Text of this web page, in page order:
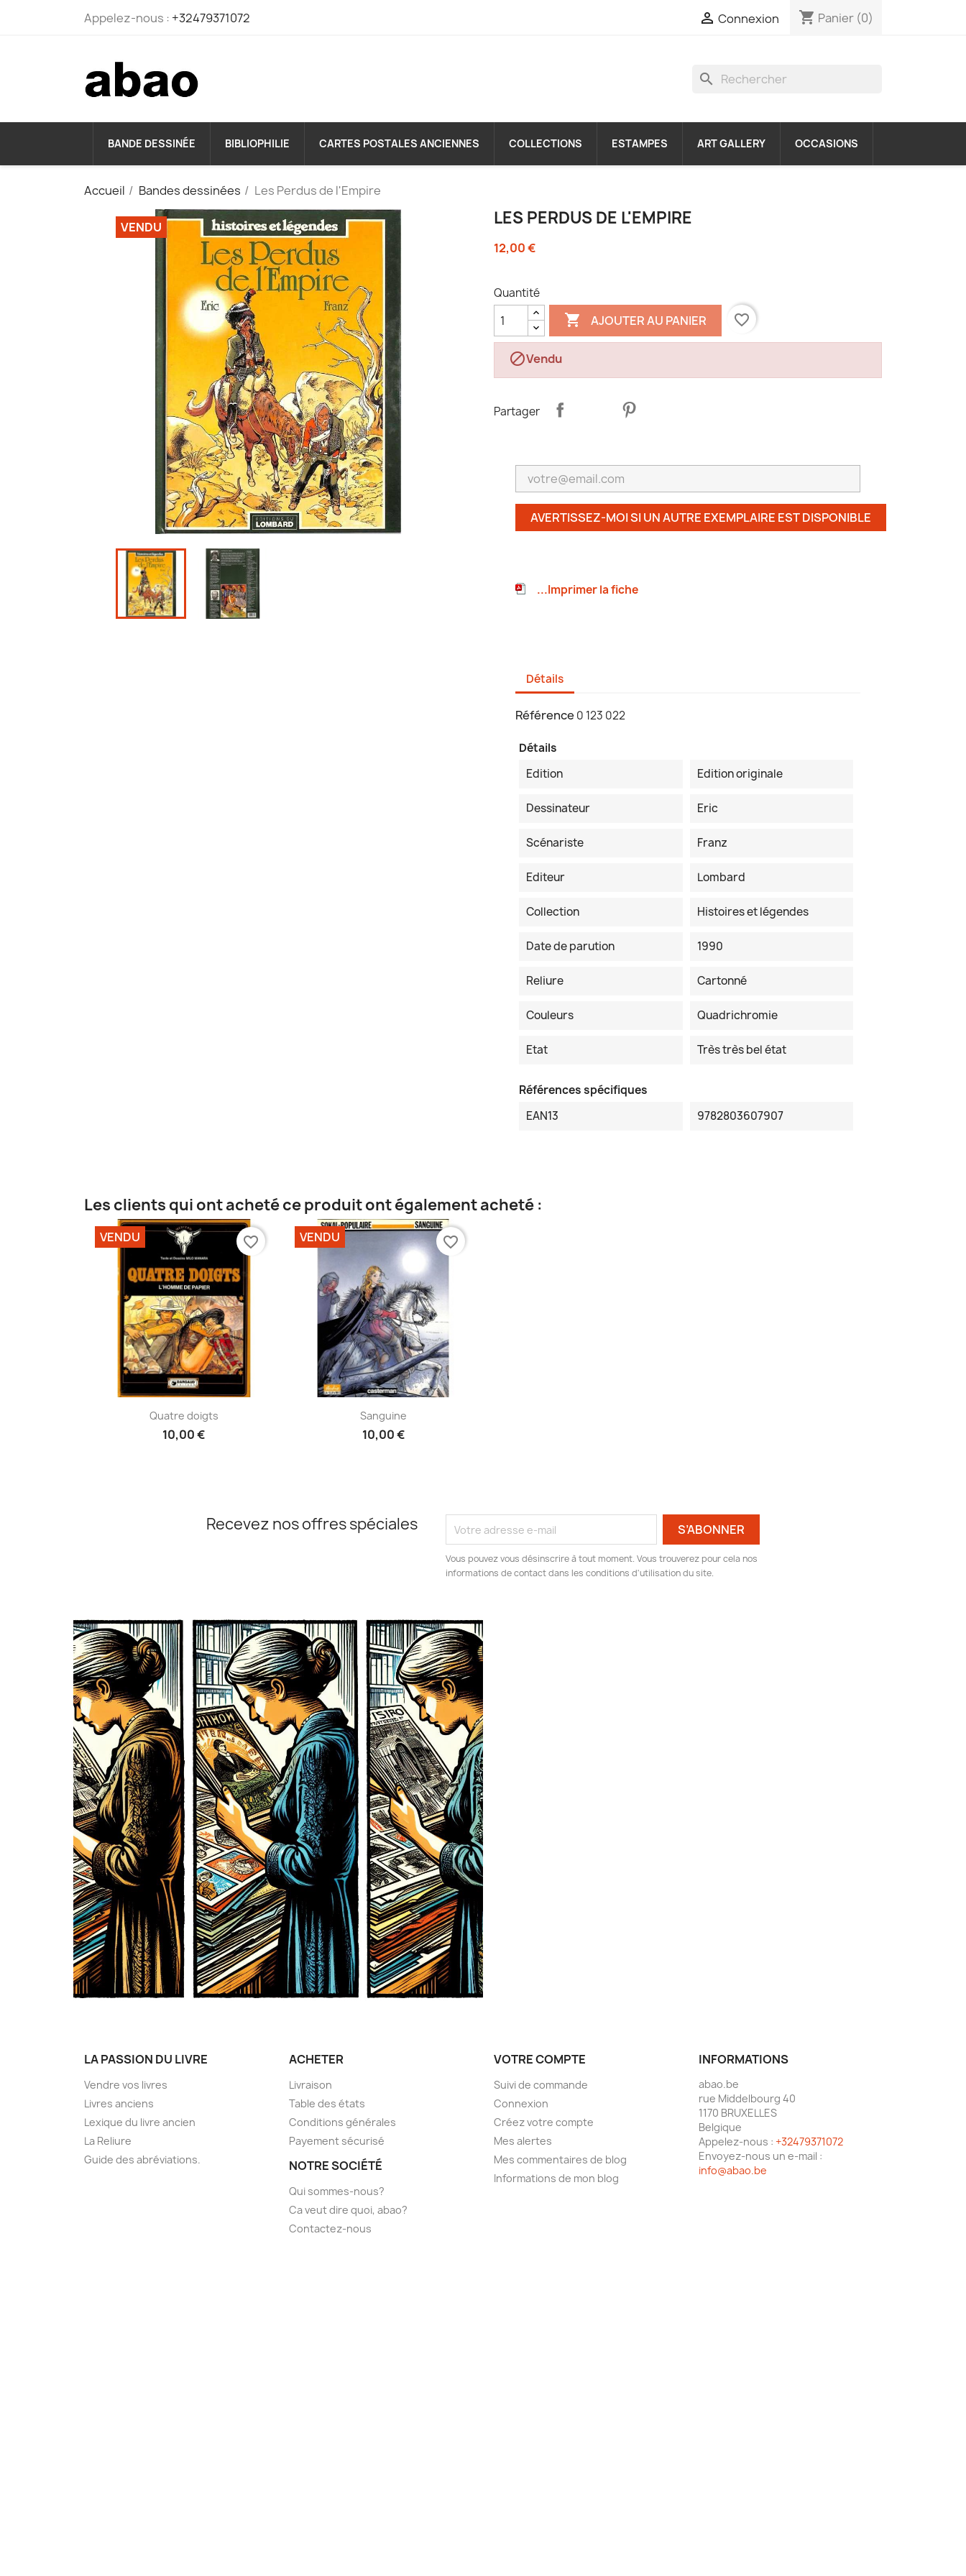
Appelez-nous : +32479371072  Connexion shopping_cart Panier (0)
search
BANDE DESSINÉE BIBLIOPHILIE CARTES POSTALES ANCIENNES COLLECTIONS ESTAMPES ART GALLERY OCCASIONS
Accueil Bandes dessinées Les Perdus de l'Empire
VENDU LES PERDUS DE L'EMPIRE
12,00 €
Quantité
 AJOUTER AU PANIER favorite_border
Vendu
Partager
AVERTISSEZ-MOI SI UN AUTRE EXEMPLAIRE EST DISPONIBLE
...Imprimer la fiche
Détails
Référence 0 123 022
Détails
Edition
Edition originale
Dessinateur Eric
Scénariste Franz
Editeur Lombard
Collection Histoires et légendes
Date de parution 1990
Reliure Cartonné
Couleurs Quadrichromie
Etat Très très bel état
Références spécifiques
EAN13
9782803607907
Les clients qui ont acheté ce produit ont également acheté :
Aperçu rapide
Quatre doigts
10,00 €
VENDU favorite_border
Aperçu rapide
Sanguine
10,00 €
VENDU favorite_border
Recevez nos offres spéciales
Vous pouvez vous désinscrire à tout moment. Vous trouverez pour cela nos
informations de contact dans les conditions d'utilisation du site.
LA PASSION DU LIVRE
Vendre vos livres
Livres anciens
Lexique du livre ancien
La Reliure
Guide des abréviations.
ACHETER
Livraison
Table des états
Conditions générales
Payement sécurisé
NOTRE SOCIÉTÉ
Qui sommes-nous?
Ca veut dire quoi, abao?
Contactez-nous
VOTRE COMPTE
Suivi de commande
Connexion
Créez votre compte
Mes alertes
Mes commentaires de blog
Informations de mon blog
INFORMATIONS
abao.be
rue Middelbourg 40
1170 BRUXELLES
Belgique
Appelez-nous : +32479371072
Envoyez-nous un e-mail :
info@abao.be